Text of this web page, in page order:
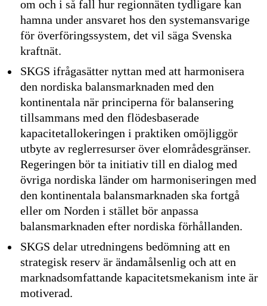
om och i så fall hur regionnäten tydligare kan
hamna under ansvaret hos den systemansvarige
för överföringssystem, det vil säga Svenska
kraftnät.
SKGS ifrågasätter nyttan med att harmonisera
den nordiska balansmarknaden med den
kontinentala när principerna för balansering
tillsammans med den flödesbaserade
kapacitetallokeringen i praktiken omöjliggör
utbyte av reglerresurser över elområdesgränser.
Regeringen bör ta initiativ till en dialog med
övriga nordiska länder om harmoniseringen med
den kontinentala balansmarknaden ska fortgå
eller om Norden i stället bör anpassa
balansmarknaden efter nordiska förhållanden.
SKGS delar utredningens bedömning att en
strategisk reserv är ändamålsenlig och att en
marknadsomfattande kapacitetsmekanism inte är
motiverad.